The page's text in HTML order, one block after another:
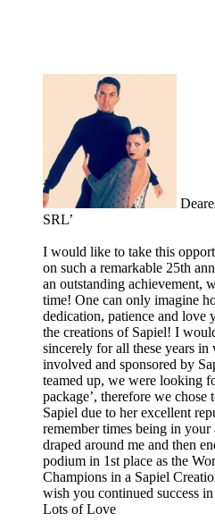
SRL’
I would like to take this
on such a remarkable 25th
an outstanding achievement,
time! One can only imagine
dedication, patience and love
the creations of Sapiel! I
sincerely for all these years in
involved and sponsored by
teamed up, we were looking
package’, therefore we
Sapiel due to her excellent
remember times being in
draped around me and then
podium in 1st place as the
Champions in a Sapiel
wish you continued success
Lots of Love